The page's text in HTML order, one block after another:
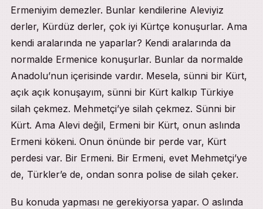
Ermeniyim demezler. Bunlar kendilerine Aleviyiz
derler, Kürdüz derler, çok iyi Kürtçe konuşurlar. Ama
kendi aralarında ne yaparlar? Kendi aralarında da
normalde Ermenice konuşurlar. Bunlar da normalde
Anadolu’nun içerisinde vardır. Mesela, sünni bir Kürt,
açık açık konuşayım, sünni bir Kürt kalkıp Türkiye
silah çekmez. Mehmetçi’ye silah çekmez. Sünni bir
Kürt. Ama Alevi değil, Ermeni bir Kürt, onun aslında
Ermeni kökeni. Onun önünde bir perde var, Kürt
perdesi var. Bir Ermeni. Bir Ermeni, evet Mehmetçi’ye
de, Türkler’e de, ondan sonra polise de silah çeker.
Bu konuda yapması ne gerekiyorsa yapar. O aslında